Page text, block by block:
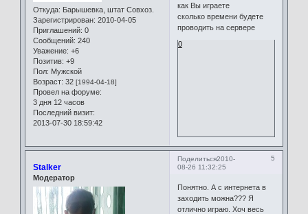
Откуда: Барышевка, штат Совхоз.
Зарегистрирован: 2010-04-05
Приглашений: 0
Сообщений: 240
Уважение: +6
Позитив: +9
Пол: Мужской
Возраст: 32 [1994-04-18]
Провел на форуме:
3 дня 12 часов
Последний визит:
2013-07-30 18:59:42
как Вы играете
сколько времени будете
проводить на сервере
0
Поделиться 5
2010-
08-26 11:32:25
Stalker
Модератор
Понятно. А с интернета в
заходить можна??? Я
отлично играю. Хоч весь